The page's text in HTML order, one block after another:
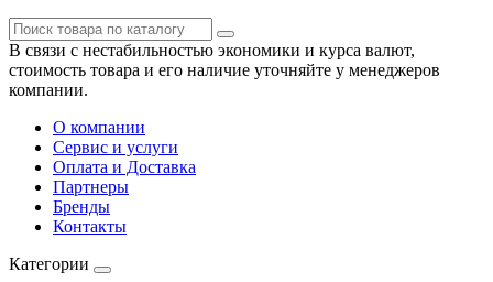
В связи с нестабильностью экономики и курса валют,
стоимость товара и его наличие уточняйте у менеджеров
компании.
О компании
Сервис и услуги
Оплата и Доставка
Партнеры
Бренды
Контакты
Категории